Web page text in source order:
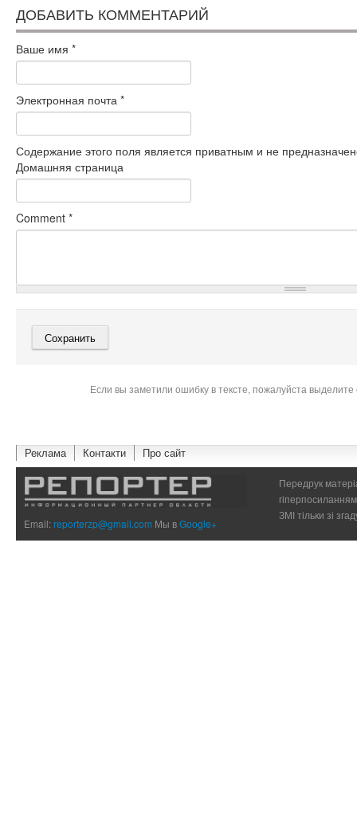
ДОБАВИТЬ КОММЕНТАРИЙ
Ваше имя *
Электронная почта *
Содержание этого поля является приватным и не
Домашняя страница
Comment *
Если вы заметили ошибку в тексте, пожалуйста
Реклама Контакти Про сайт
Email:reporterzp@gmail.com Мы вGoogle+
Передрук
ЗМІ тільки зі